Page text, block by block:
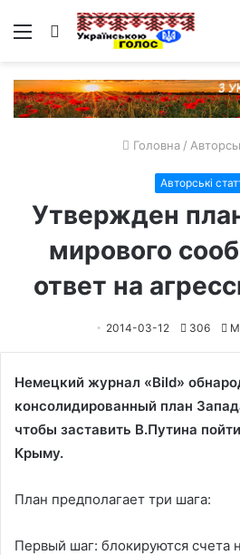
Меню Пошук
Головна /
Авторські
Утвержден
мирового
ответ на
2014-03-12 306
Немецкий журнал «Bild»
консолидированный план
чтобы заставить В.Путина
Крыму.
План предполагает три шага:
Первый шаг: блокируются счета